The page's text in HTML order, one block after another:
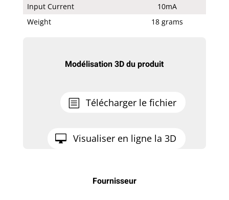
Input Current
10mA
Weight
18 grams
Modélisation 3D du produit
Télécharger le fichier
Visualiser en ligne la 3D
Fournisseur